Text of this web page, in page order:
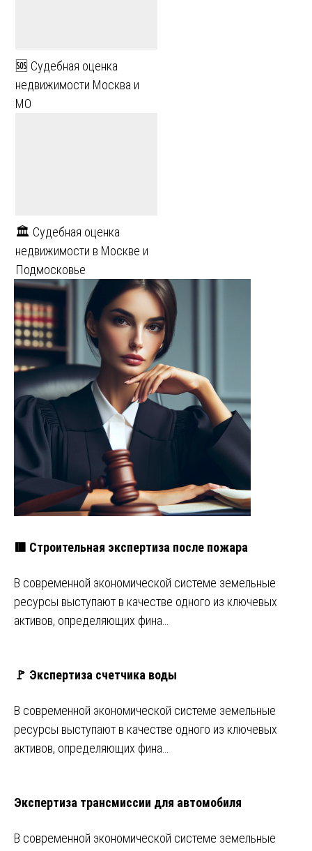
🆘 Судебная оценка
недвижимости Москва и
МО
🏛️ Судебная оценка
недвижимости в Москве и
Подмосковье
🟥 Строительная экспертиза после пожара
В современной экономической системе земельные
ресурсы выступают в качестве одного из ключевых
активов, определяющих фина…
🚩 Экспертиза счетчика воды
В современной экономической системе земельные
ресурсы выступают в качестве одного из ключевых
активов, определяющих фина…
Экспертиза трансмиссии для автомобиля
В современной экономической системе земельные